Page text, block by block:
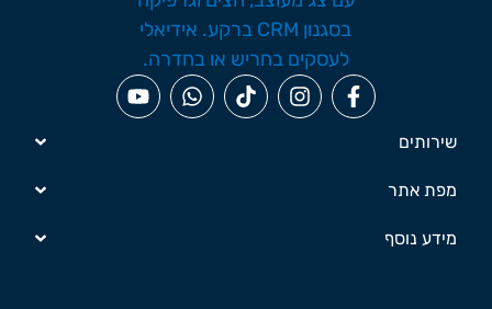
שירותים
מפת אתר
מידע נוסף